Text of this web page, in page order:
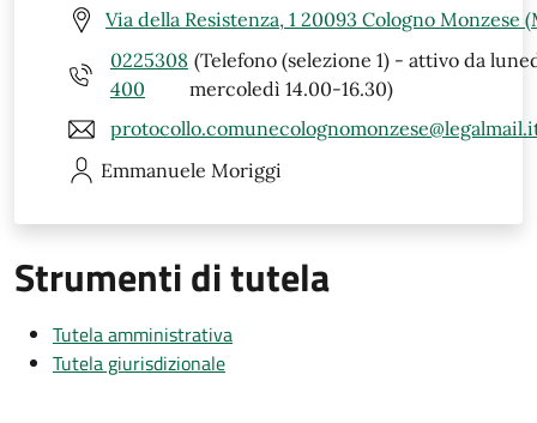
Via della Resistenza, 1 20093 Cologno Monzese
0225308
400
(Telefono (selezione 1) - attivo da
mercoledì 14.00-16.30)
Emmanuele Moriggi
Strumenti di tutela
Tutela amministrativa
Tutela giurisdizionale